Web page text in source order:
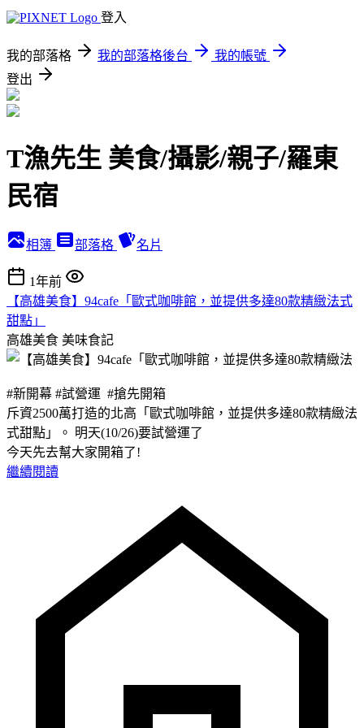
登入
我的部落格 我的部落格後台
我的帳號
登出
T漁先生 美食/攝影/親子/羅東
民宿
相簿 部落格 名片
1年前
【高雄美食】94cafe「歐式咖啡館，並提供多達80款精緻法式
甜點」
高雄美食 美味食記
#新開幕 #試營運 #搶先開箱
斥資2500萬打造的北高「歐式咖啡館，並提供多達80款精緻法
式甜點」。 明天(10/26)要試營運了
今天先去幫大家開箱了!
繼續閱讀